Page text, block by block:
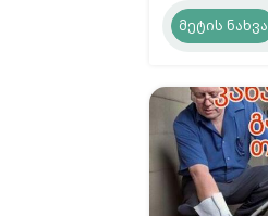
მეტის ნახვა